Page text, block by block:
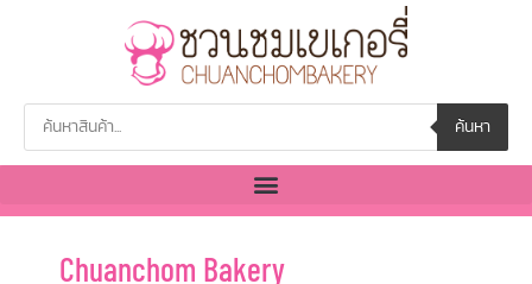
ค้นหา
Chuanchom Bakery